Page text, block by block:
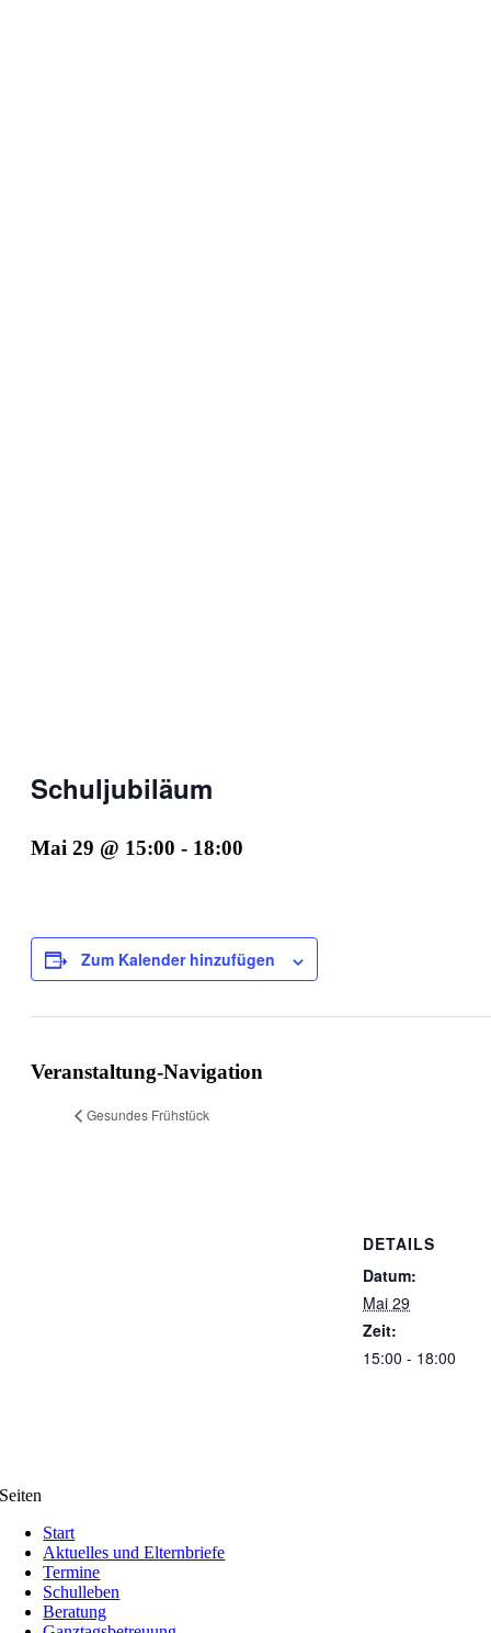
Schuljubiläum
Mai 29 @ 15:00 - 18:00
Zum Kalender hinzufügen
Veranstaltung-Navigation
Gesundes Frühstück
DETAILS
Datum:
Mai 29
Zeit:
15:00 - 18:00
Seiten
Start
Aktuelles und Elternbriefe
Termine
Schulleben
Beratung